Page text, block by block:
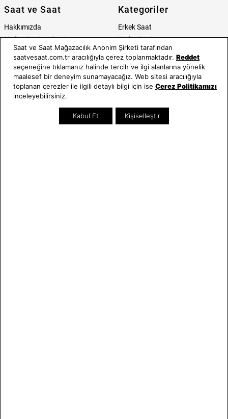
Saat ve Saat
Hakkımızda
Neden Saat ve Saat
Mağazalar
Kurumsal Satış
Mağazada Teknik Servis
Yatırımcı İlişkileri
Kategoriler
Erkek Saat
Kadın Saat
Tüm Ürünler
Takı & Aksesuar
Kampanyalar
İndirimliler
Hediye Kartı
Blog
Saat ve Saat Mağazacılık Anonim Şirketi tarafından
saatvesaat.com.tr aracılığıyla çerez toplanmaktadır. Reddet
seçeneğine tıklamanız halinde tercih ve ilgi alanlarına yönelik
maalesef bir deneyim sunamayacağız. Web sitesi aracılığıyla
toplanan çerezler ile ilgili detaylı bilgi için ise Çerez Politikamızı
inceleyebilirsiniz.
Kabul Et Kişiselleştir